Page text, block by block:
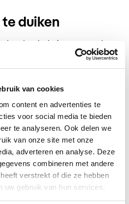
van cookies
content en advertenties te
voor social media te bieden
te analyseren. Ook delen we
van onze site met onze
adverteren en analyse. Deze
combineren met andere
verstrekt of die ze hebben
uw gebruik van hun services.
duiken
kan het hele jaar, maar de
november tot mei. In deze
seizoen en is het water
van juni tot oktober, kunt
het zicht kan soms
wind staan. Voor
tijd afhankelijk van de
m april